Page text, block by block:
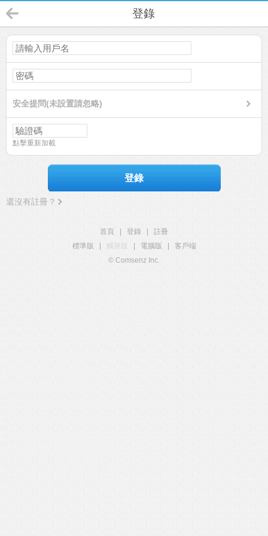
登錄
安全提問(未設置請忽略)
點擊重新加載
登錄
還沒有註冊？
首頁 登錄
註冊
標準版
觸屏版 電腦版
客戶端
© Comsenz Inc.